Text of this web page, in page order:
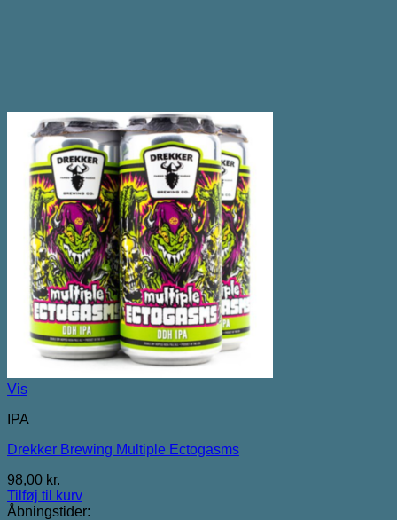
Vis
IPA
Drekker Brewing Multiple Ectogasms
98,00 kr.
Tilføj til kurv
Åbningstider: